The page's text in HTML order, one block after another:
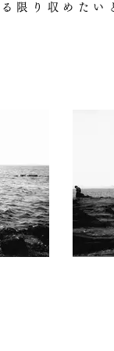
限り収めたい